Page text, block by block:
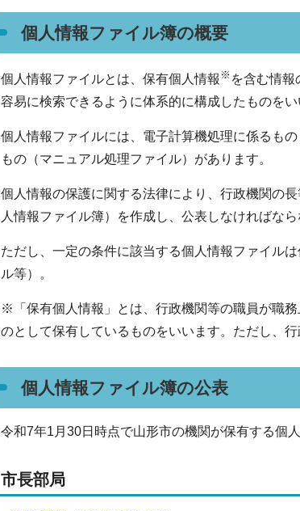
個人情報ファイル簿の概要
個人情報ファイルとは、保有個人情報 ※ を含む情
容易に検索できるように体系的に構成したものをい
個人情報ファイルには、電子計算機処理に係るも
もの（マニュアル処理ファイル）があります。
個人情報の保護に関する法律により、行政機関の
人情報ファイル簿）を作成し、公表しなければなら
ただし、一定の条件に該当する個人情報ファイル
ル等）。
※「保有個人情報」とは、行政機関等の職員が職
のとして保有しているものをいいます。ただし、
個人情報ファイル簿の公表
令和7年1月30日時点で山形市の機関が保有する個
市長部局